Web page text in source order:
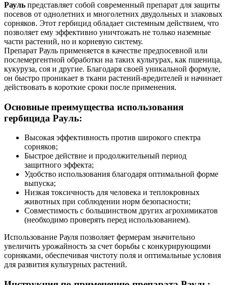
Рауль представляет собой современный препарат для защиты
посевов от однолетних и многолетних двудольных и злаковых
сорняков. Этот гербицид обладает системным действием, что
позволяет ему эффективно уничтожать не только наземные
части растений, но и корневую систему.
Препарат Рауль применяется в качестве предпосевной или
послемергентной обработки на таких культурах, как пшеница,
кукуруза, соя и другие. Благодаря своей уникальной формуле,
он быстро проникает в ткани растений-вредителей и начинает
действовать в короткие сроки после применения.
Основные преимущества использования
гербицида Рауль:
Высокая эффективность против широкого спектра
сорняков;
Быстрое действие и продолжительный период
защитного эффекта;
Удобство использования благодаря оптимальной форме
выпуска;
Низкая токсичность для человека и теплокровных
животных при соблюдении норм безопасности;
Совместимость с большинством других агрохимикатов
(необходимо проверять перед использованием).
Использование Рауля позволяет фермерам значительно
увеличить урожайность за счет борьбы с конкурирующими
сорняками, обеспечивая чистоту поля и оптимальные условия
для развития культурных растений.